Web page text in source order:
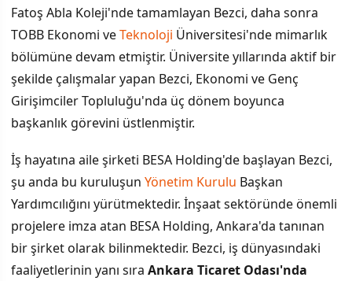
Spor Alanındaki Faaliyetleri
Operasyon ve Gözaltı Süreci
Özel Hayatı
Fatoş Abla Koleji'nde tamamlayan Bezci, daha sonra
TOBB Ekonomi veTeknoloji Üniversitesi'nde mimarlık
bölümüne devam etmiştir. Üniversite yıllarında aktif bir
şekilde çalışmalar yapan Bezci, Ekonomi ve Genç
Girişimciler Topluluğu'nda üç dönem boyunca
başkanlık görevini üstlenmiştir.
İş hayatına aile şirketi BESA Holding'de başlayan Bezci,
şu anda bu kuruluşun Yönetim Kurulu Başkan
Yardımcılığını yürütmektedir. İnşaat sektöründe önemli
projelere imza atan BESA Holding, Ankara'da tanınan
bir şirket olarak bilinmektedir. Bezci, iş dünyasındaki
faaliyetlerinin yanı sıra Ankara Ticaret Odası'nda